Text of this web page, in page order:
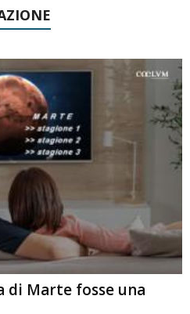
di Marte fosse una